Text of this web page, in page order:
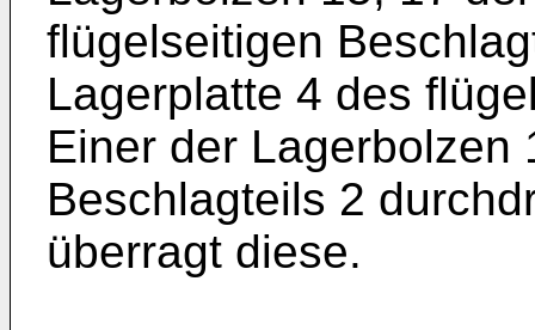
flügelseitigen
Lagerplatte 4 des
Einer der Lagerbolzen
Beschlagteils 2
überragt diese.